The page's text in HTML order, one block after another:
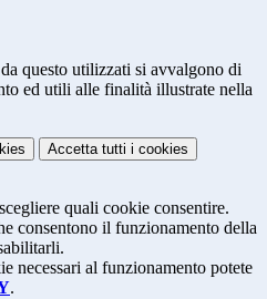
questo utilizzati si avvalgono di
ed utili alle finalità illustrate nella
Accetta tutti i cookies
quali cookie consentire.
consentono il funzionamento della
necessari al funzionamento potete
.